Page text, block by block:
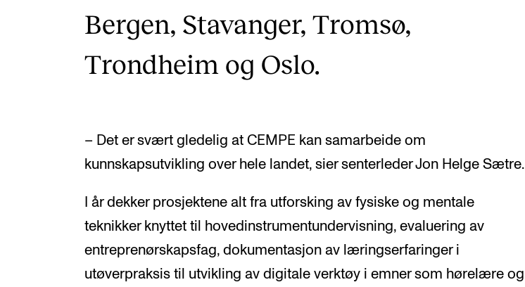
Bergen, Stavanger, Tromsø,
Trondheim og Oslo.
– Det er svært gledelig at CEMPE kan samarbeide om
kunnskapsutvikling over hele landet, sier senterleder Jon Helge Sætre.
I år dekker prosjektene alt fra utforsking av fysiske og mentale
teknikker knyttet til hovedinstrumentundervisning, evaluering av
entreprenørskapsfag, dokumentasjon av læringserfaringer i
utøverpraksis til utvikling av digitale verktøy i emner som hørelære og